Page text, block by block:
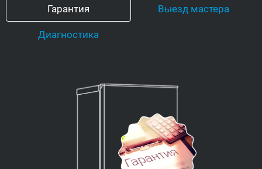
Гарантия Выезд мастера
Диагностика